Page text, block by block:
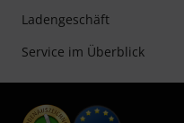
Ladengeschäft
Service im Überblick